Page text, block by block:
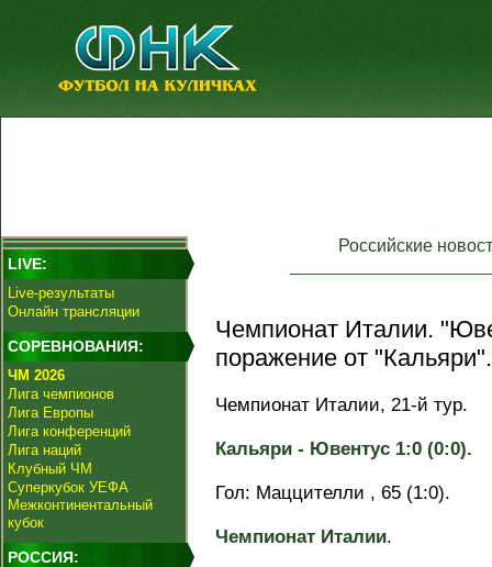
LIVE:
Live-результаты
Онлайн трансляции
СОРЕВНОВАНИЯ:
ЧМ 2026
Лига чемпионов
Лига Европы
Лига конференций
Лига наций
Клубный ЧМ
Суперкубок УЕФА
Межконтинентальный
кубок
РОССИЯ:
Российские
Чемпионат Италии.
поражение от "Кальяри".
Чемпионат Италии, 21-й тур.
Кальяри - Ювентус 1:0 (0:0).
Гол: Маццителли , 65 (1:0).
Чемпионат Италии.